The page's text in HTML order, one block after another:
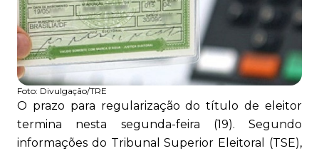
Foto: Divulgação/TRE
O prazo para regularização do título de eleitor
termina nesta segunda-feira (19). Segundo
informações do Tribunal Superior Eleitoral (TSE),